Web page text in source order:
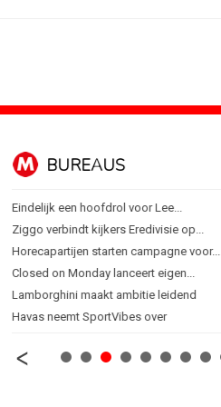
BUREAUS
Eindelijk een hoofdrol voor Lee...
Ziggo verbindt kijkers Eredivisie op...
Horecapartijen starten campagne voor...
Closed on Monday lanceert eigen...
Lamborghini maakt ambitie leidend
Havas neemt SportVibes over